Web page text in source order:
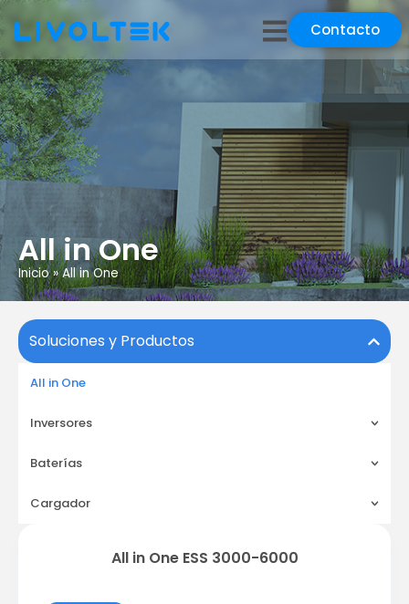
Contacto
All in One
Inicio»All in One
Soluciones y Productos
All in One
Inversores
Baterías
Cargador
All in One ESS 3000-6000